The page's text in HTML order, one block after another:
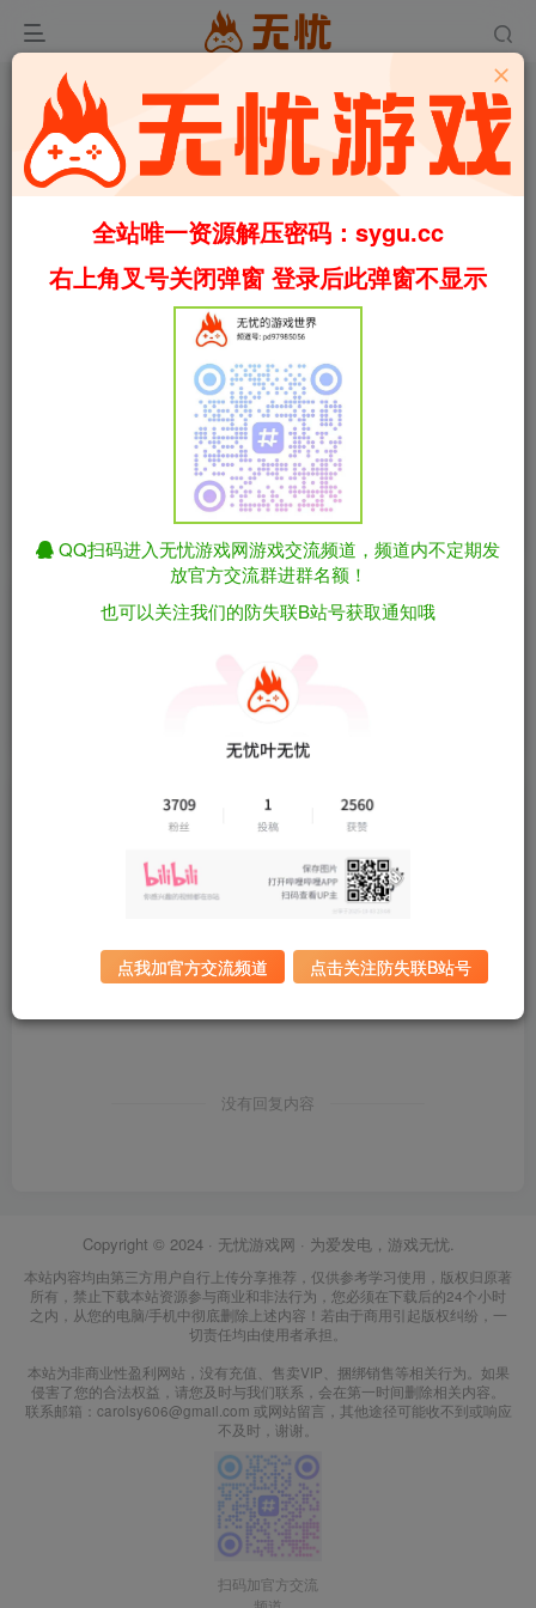
首页 无忧游戏社区 小白提问 小白提问区 正文
兄弟们妻中蜜3的存档怎么打不进去啊
shuaiddddd
1个月前发布 11次阅读
评分
欢迎为Ta评分
请登录后发表评论
没有回复内容
Copyright © 2024 · 无忧游戏网 · 为爱发电，游戏无忧.
本站内容均由第三方用户自行上传分享推荐，仅供参考学习使用，版权归原著
所有，禁止下载本站资源参与商业和非法行为，您必须在下载后的24个小时
之内，从您的电脑/手机中彻底删除上述内容！若由于商用引起版权纠纷，一
切责任均由使用者承担。
本站为非商业性盈利网站，没有充值、售卖VIP、捆绑销售等相关行为。如果
侵害了您的合法权益，请您及时与我们联系，会在第一时间删除相关内容。
联系邮箱：carolsy606@gmail.com 或网站留言，其他途径可能收不到或响应
不及时，谢谢。
扫码加官方交流
全站唯一资源解压密码：sygu.cc
右上角叉号关闭弹窗 登录后此弹窗不显示
QQ扫码进入无忧游戏网游戏交流频道，频道内不定期发
放官方交流群进群名额！
也可以关注我们的防失联B站号获取通知哦
点我加官方交流频道 点击关注防失联B站号